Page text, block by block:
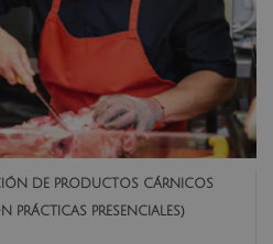
DE PRODUCTOS CÁRNICOS
PRÁCTICAS PRESENCIALES)